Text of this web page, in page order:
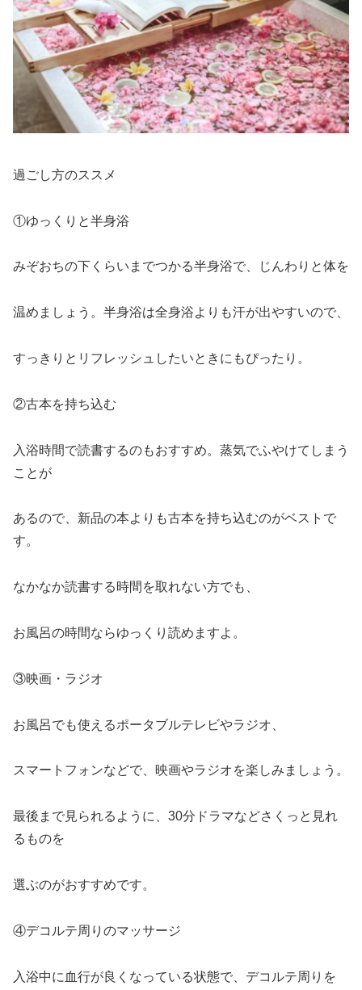
過ごし方のススメ
①ゆっくりと半身浴
みぞおちの下くらいまでつかる半身浴で、じんわりと体を
温めましょう。半身浴は全身浴よりも汗が出やすいので、
すっきりとリフレッシュしたいときにもぴったり。
②古本を持ち込む
入浴時間で読書するのもおすすめ。蒸気でふやけてしまう
ことが
あるので、新品の本よりも古本を持ち込むのがベストで
す。
なかなか読書する時間を取れない方でも、
お風呂の時間ならゆっくり読めますよ。
③映画・ラジオ
お風呂でも使えるポータブルテレビやラジオ、
スマートフォンなどで、映画やラジオを楽しみましょう。
最後まで見られるように、30分ドラマなどさくっと見れ
るものを
選ぶのがおすすめです。
④デコルテ周りのマッサージ
入浴中に血行が良くなっている状態で、デコルテ周りを